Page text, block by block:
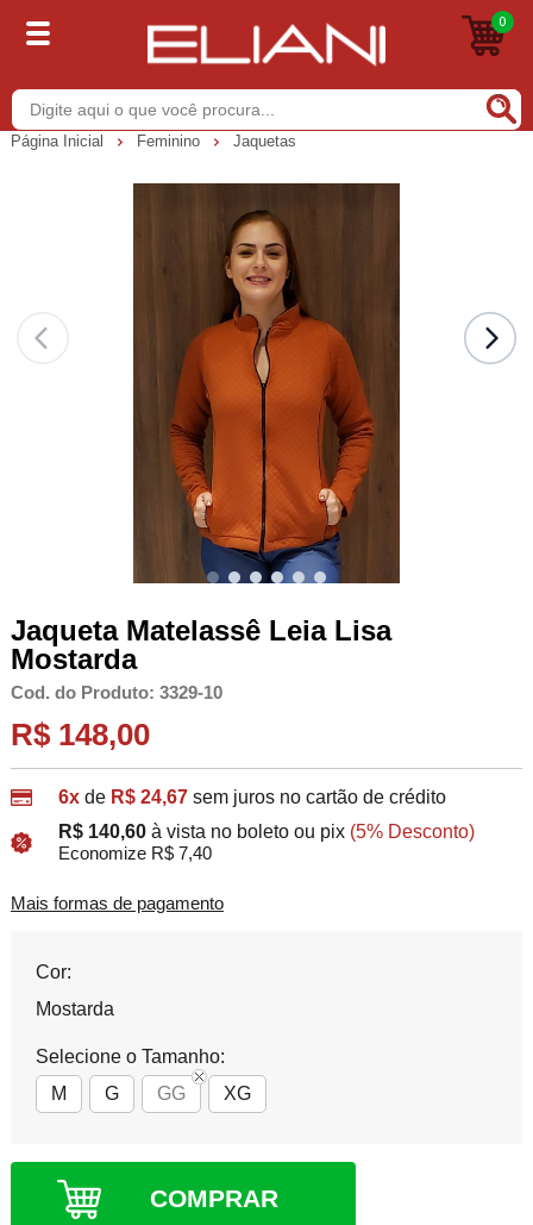
0
Página Inicial Feminino Jaquetas
Jaqueta Matelassê Leia Lisa
Mostarda
Cod. do Produto: 3329-10
R$ 148,00
6xde R$ 24,67 sem juros no cartão de crédito
R$ 140,60 à vista no boleto ou pix (5% Desconto)
Economize R$ 7,40
Mais formas de pagamento
Cor:
Mostarda
Selecione o Tamanho:
M
G GG XG
COMPRAR